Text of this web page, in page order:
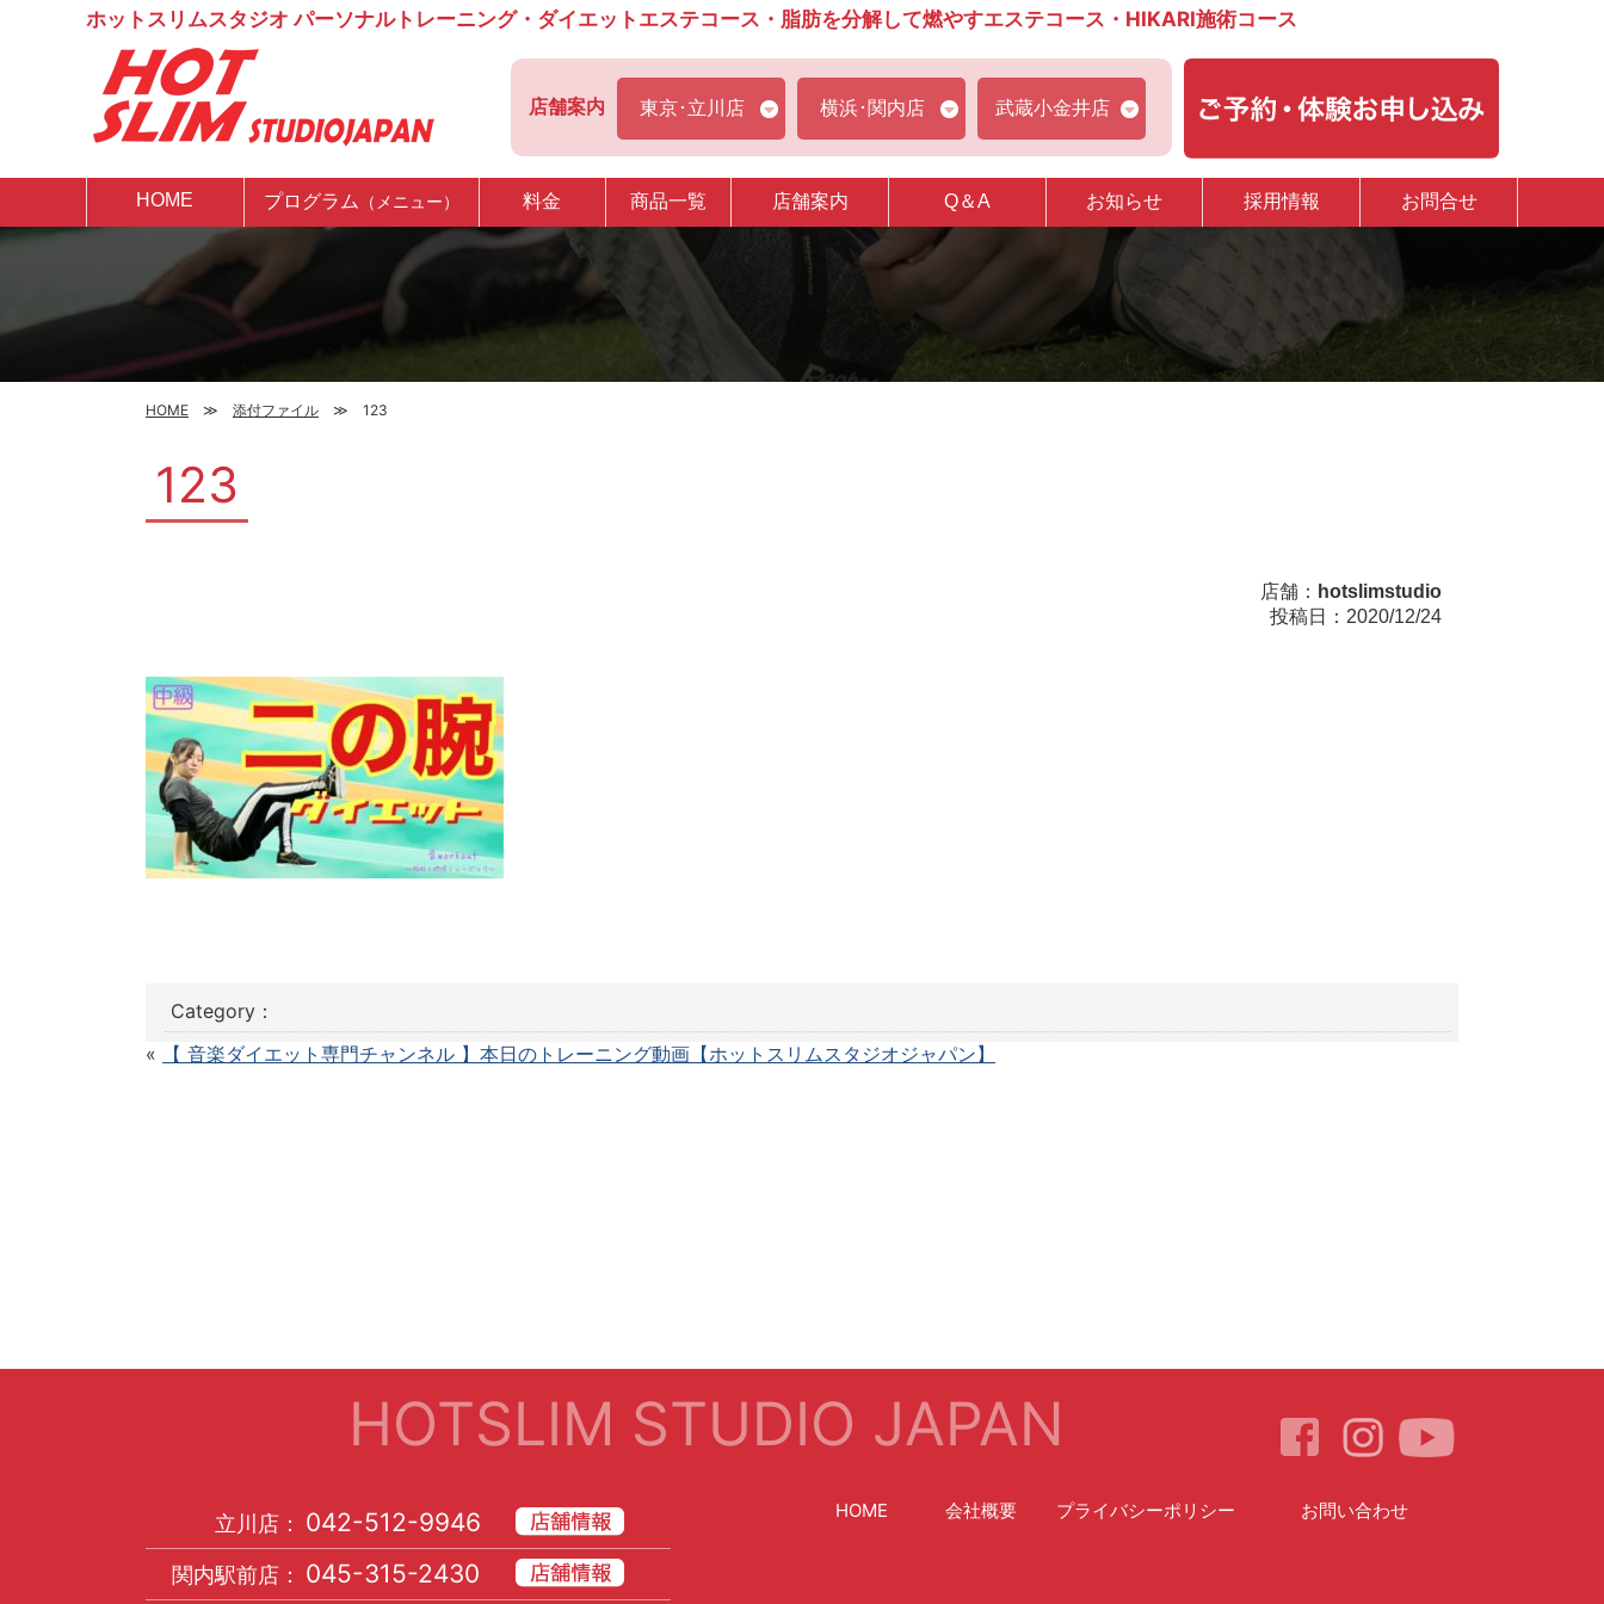
ホットスリムスタジオ パーソナルトレーニング・ダイエットエステコース・脂肪を分解して燃やすエステコース・HIKARI施術コース
店舗案内 東京･立川店 横浜･関内店 武蔵小金井店
HOME プログラム （メニュー） 料金 商品一覧 店舗案内 Q＆A お知らせ 採用情報 お問合せ
HOME 添付ファイル 123
123
店舗： hotslimstudio
投稿日：2020/12/24
Category：
«
【 音楽ダイエット専門チャンネル 】本日のトレーニング動画【ホットスリムスタジオジャパン】
HOTSLIM STUDIO JAPAN
立川店： 042-512-9946
関内駅前店： 045-315-2430
HOME 会社概要 プライバシーポリシー お問い合わせ